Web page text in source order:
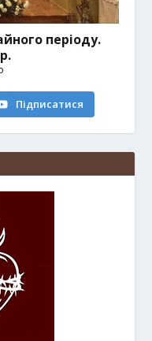
періоду.
Підписатися